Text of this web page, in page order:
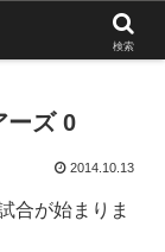
ス！
ーズ 0
2014.10.13
合が始まりま
検索